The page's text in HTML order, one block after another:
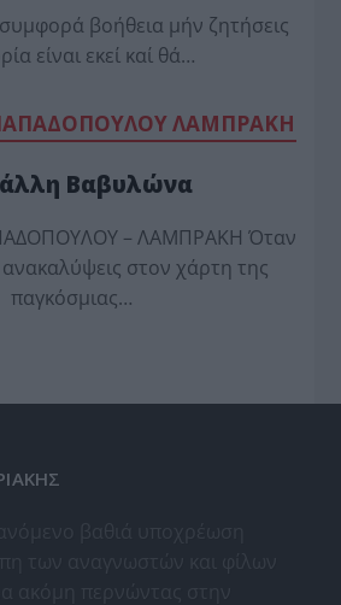
βοήθεια μήν ζητήσεις
είναι εκεί καί θά…
ΛΑΜΠΡΑΚΗ
Βαβυλώνα
– ΛΑΜΠΡΑΚΗ Όταν
ανακαλύψεις στον χάρτη της
παγκόσμιας…